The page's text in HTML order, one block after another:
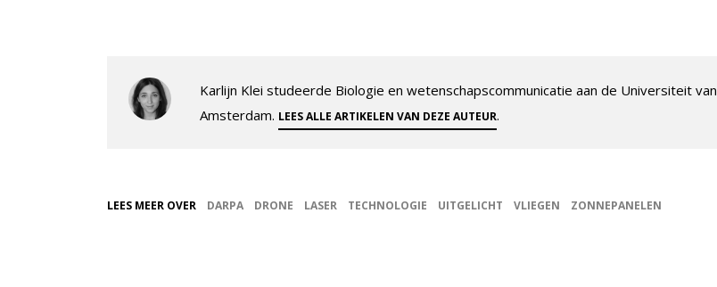
Karlijn Klei studeerde Biologie en wetenschapscommunicatie aan de Universiteit van
Amsterdam. LEES ALLE ARTIKELEN VAN DEZE AUTEUR.
LEES MEER OVER DARPA DRONE LASER TECHNOLOGIE UITGELICHT VLIEGEN ZONNEPANELEN